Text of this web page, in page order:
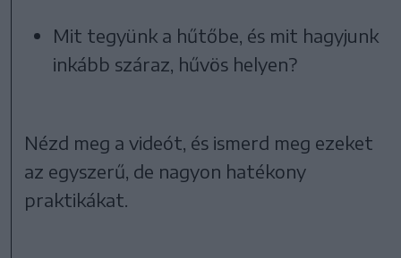
Mit tegyünk a hűtőbe, és mit hagyjunk
inkább száraz, hűvös helyen?
Nézd meg a videót, és ismerd meg ezeket
az egyszerű, de nagyon hatékony
praktikákat.